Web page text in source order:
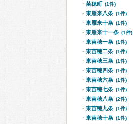
苗穂町 (1件)
東雁来八条 (1件)
東雁来十条 (1件)
東雁来十一条 (1件)
東苗穂一条 (1件)
東苗穂二条 (1件)
東苗穂三条 (1件)
東苗穂四条 (1件)
東苗穂六条 (1件)
東苗穂七条 (1件)
東苗穂八条 (2件)
東苗穂九条 (1件)
東苗穂十条 (1件)